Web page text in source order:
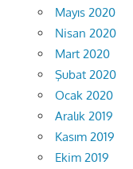
Mayıs 2020
Nisan 2020
Mart 2020
Şubat 2020
Ocak 2020
Aralık 2019
Kasım 2019
Ekim 2019